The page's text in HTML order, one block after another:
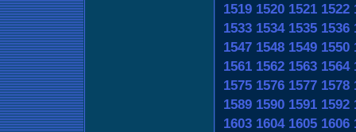
1519 1520 1521 1522
1533 1534 1535 1536
1547 1548 1549 1550
1561 1562 1563 1564
1575 1576 1577 1578
1589 1590 1591 1592
1603 1604 1605 1606